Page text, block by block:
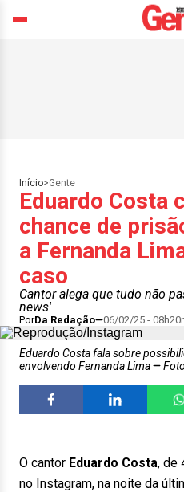
Início>Gente
Eduardo Costa
chance de
a Fernanda
caso
Cantor alega que tudo não
news'
PorDa Redação 06/02/25 -
Eduardo Costa fala sobre
envolvendo Fernanda Lima
O cantor Eduardo Costa, de
no Instagram, na noite da